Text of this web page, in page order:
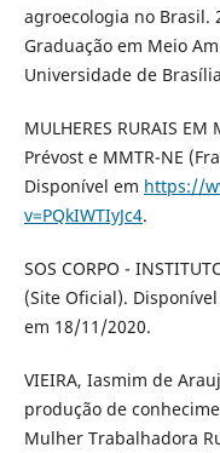
agroecologia no Brasil.
Graduação em Meio
Universidade de
MULHERES RURAIS
Prévost e MMTR-NE
Disponível em https://
v=PQkIWTIyJc4.
SOS CORPO -
(Site Oficial).
em 18/11/2020.
VIEIRA, Iasmim de
produção de
Mulher Trabalhadora